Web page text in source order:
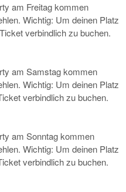
am Freitag kommen
Wichtig: Um deinen Platz
verbindlich zu buchen.
am Samstag kommen
Wichtig: Um deinen Platz
verbindlich zu buchen.
am Sonntag kommen
Wichtig: Um deinen Platz
verbindlich zu buchen.